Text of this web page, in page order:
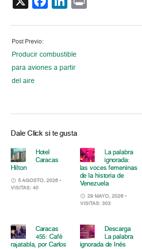
Post Previo:
Producir combustible
para aviones a partir
del aire
Dale Click si te gusta
Hotel
Caracas
Hilton
5 AGOSTO, 2026 •
VISITAS: 40
La palabra
ignorada:
las voces femeninas
de la historia de
Venezuela
29 MAYO, 2026 •
VISITAS: 303
Caracas
455: Café
rajatabla, por Carlos
Descarga
La palabra
ignorada de Inés